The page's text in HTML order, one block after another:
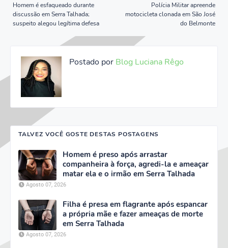
Polícia Militar apreende
motocicleta clonada em São José
do Belmonte
Homem é esfaqueado durante
discussão em Serra Talhada;
suspeito alegou legítima defesa
Postado por Blog Luciana Rêgo
TALVEZ VOCÊ GOSTE DESTAS POSTAGENS
Homem é preso após arrastar
companheira à força, agredi-la e ameaçar
matar ela e o irmão em Serra Talhada
Agosto 07, 2026
Filha é presa em flagrante após espancar
a própria mãe e fazer ameaças de morte
em Serra Talhada
Agosto 07, 2026